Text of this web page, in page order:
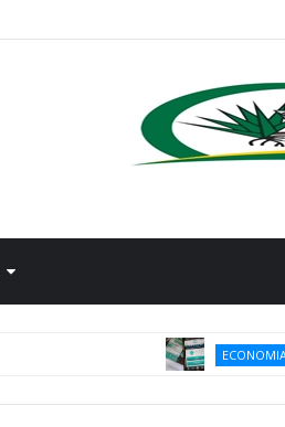
ECONOMIA Pix